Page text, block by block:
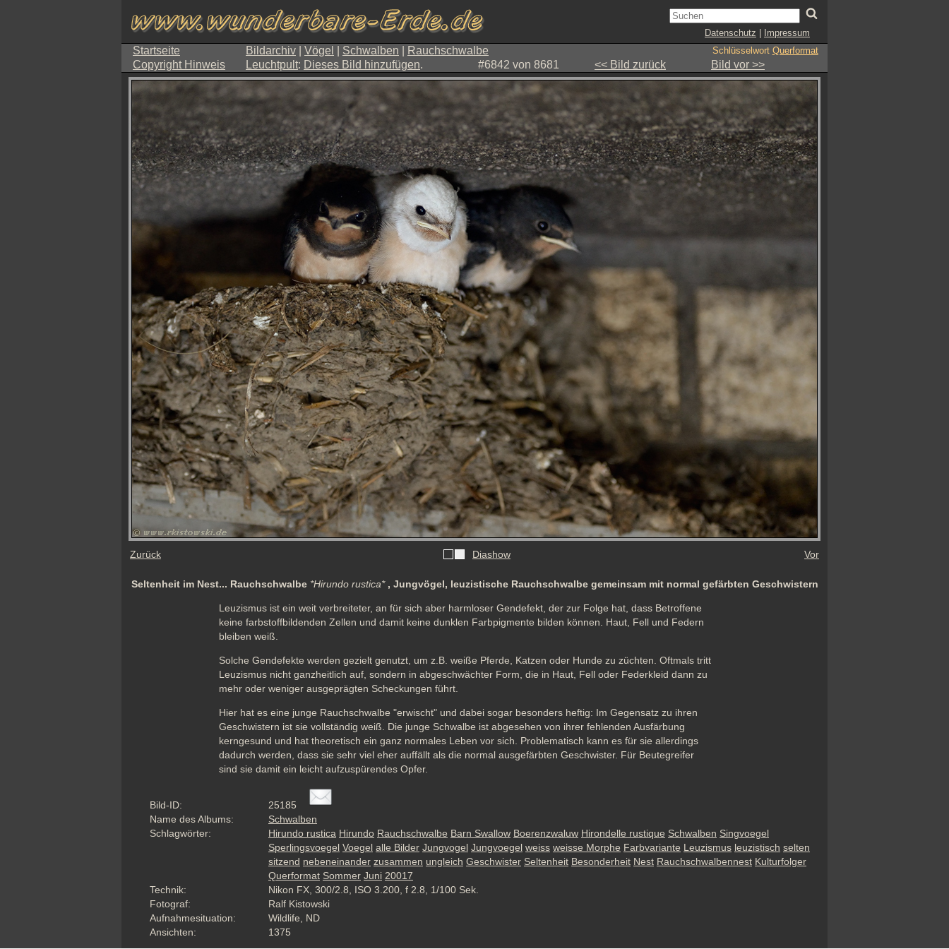
Datenschutz Impressum
Startseite Bildarchiv Vögel Schwalben Rauchschwalbe Schlüsselwort Querformat
Copyright Hinweis Leuchtpult: Dieses Bild hinzufügen. #6842 von 8681 << Bild zurück Bild vor >>
Zurück Diashow Vor
Seltenheit im Nest... Rauchschwalbe *Hirundo rustica*, Jungvögel, leuzistische Rauchschwalbe gemeinsam mit normal gefärbten Geschwistern
Leuzismus ist ein weit verbreiteter, an für sich aber harmloser Gendefekt, der zur Folge hat, dass Betroffene
keine farbstoffbildenden Zellen und damit keine dunklen Farbpigmente bilden können. Haut, Fell und Federn
bleiben weiß.
Solche Gendefekte werden gezielt genutzt, um z.B. weiße Pferde, Katzen oder Hunde zu züchten. Oftmals tritt
Leuzismus nicht ganzheitlich auf, sondern in abgeschwächter Form, die in Haut, Fell oder Federkleid dann zu
mehr oder weniger ausgeprägten Scheckungen führt.
Hier hat es eine junge Rauchschwalbe "erwischt" und dabei sogar besonders heftig: Im Gegensatz zu ihren
Geschwistern ist sie vollständig weiß. Die junge Schwalbe ist abgesehen von ihrer fehlenden Ausfärbung
kerngesund und hat theoretisch ein ganz normales Leben vor sich. Problematisch kann es für sie allerdings
dadurch werden, dass sie sehr viel eher auffällt als die normal ausgefärbten Geschwister. Für Beutegreifer
sind sie damit ein leicht aufzuspürendes Opfer.
Bild-ID:
25185
Name des Albums:
Schwalben
Schlagwörter:
Hirundo rustica Hirundo Rauchschwalbe Barn Swallow Boerenzwaluw Hirondelle rustique Schwalben Singvoegel
Sperlingsvoegel Voegel alle Bilder Jungvogel Jungvoegel weiss weisse Morphe Farbvariante Leuzismus leuzistisch selten
sitzend nebeneinander zusammen ungleich Geschwister Seltenheit Besonderheit Nest Rauchschwalbennest Kulturfolger
Querformat Sommer Juni 20017
Technik:
Nikon FX, 300/2.8, ISO 3.200, f 2.8, 1/100 Sek.
Fotograf:
Ralf Kistowski
Aufnahmesituation:
Wildlife, ND
Ansichten:
1375